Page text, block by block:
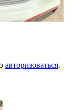
авторизоваться.